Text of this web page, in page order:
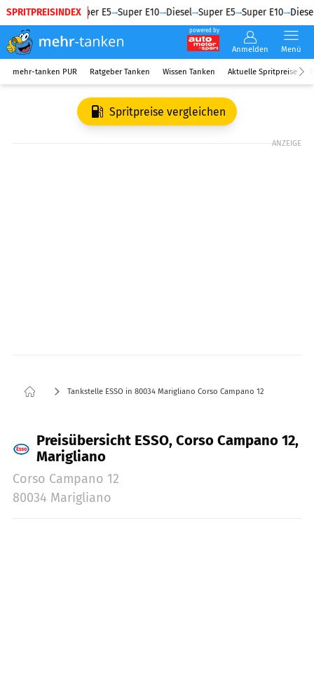
SPRITPREISINDEX
Diesel Super E5 Super E10 Diesel Super E5 Super E10 Diesel
powered by
Anmelden Menü
mehr-tanken PUR Ratgeber Tanken Wissen Tanken Aktuelle Spritpreise
Spritpreise vergleichen
ANZEIGE
Tankstelle ESSO in 80034 Marigliano Corso Campano 12
Preisübersicht ESSO, Corso Campano 12,
Marigliano
Corso Campano 12
80034 Marigliano